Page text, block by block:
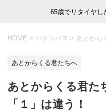
65歳でリタイヤし
HOME > バトンパス > あとから
あとからくる君たちへ
あとからくる君
「１」は違う！